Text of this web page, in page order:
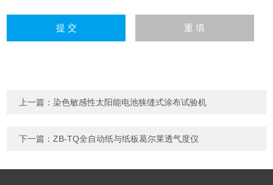
上一篇：染色敏感性太阳能电池狭缝式涂布试验机
下一篇：ZB-TQ全自动纸与纸板葛尔莱透气度仪